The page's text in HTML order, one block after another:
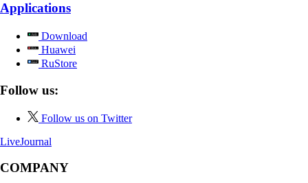
Applications
Download
Huawei
RuStore
Follow us:
Follow us on Twitter
LiveJournal
COMPANY